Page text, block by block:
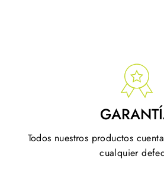
Todos nuestros productos
cualquier